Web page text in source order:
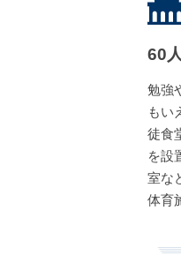
60
勉強
もい
徒食
を設
室な
体育